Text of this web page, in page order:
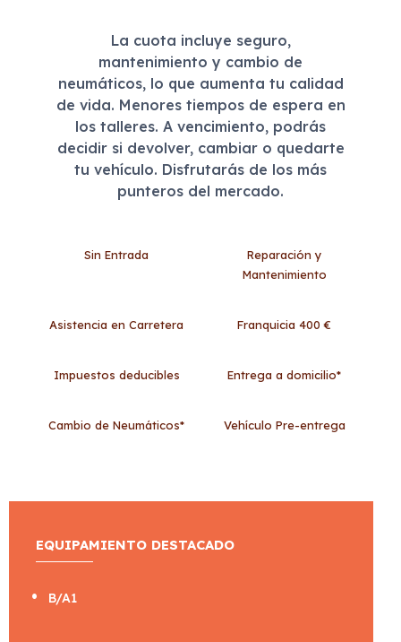
La cuota incluye seguro,
mantenimiento y cambio de
neumáticos, lo que aumenta tu calidad
de vida. Menores tiempos de espera en
los talleres. A vencimiento, podrás
decidir si devolver, cambiar o quedarte
tu vehículo. Disfrutarás de los más
punteros del mercado.
Sin Entrada
Reparación y
Mantenimiento
Asistencia en Carretera Franquicia 400 €
Impuestos deducibles Entrega a domicilio*
Cambio de Neumáticos* Vehículo Pre-entrega
EQUIPAMIENTO DESTACADO
B/A1